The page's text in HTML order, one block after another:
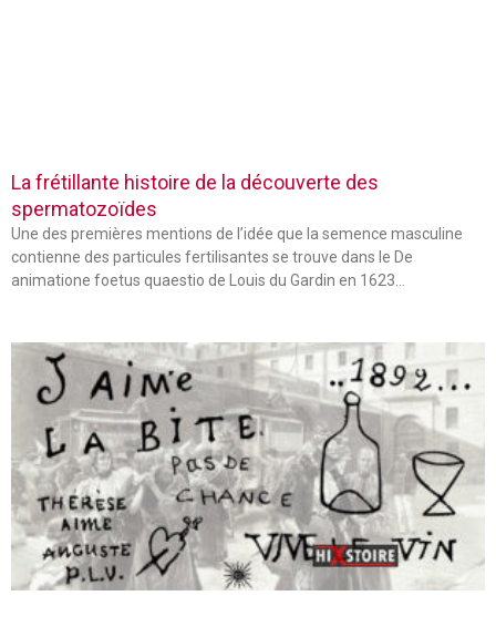
La frétillante histoire de la découverte des
spermatozoïdes
Une des premières mentions de l’idée que la semence masculine
contienne des particules fertilisantes se trouve dans le De
animatione foetus quaestio de Louis du Gardin en 1623…